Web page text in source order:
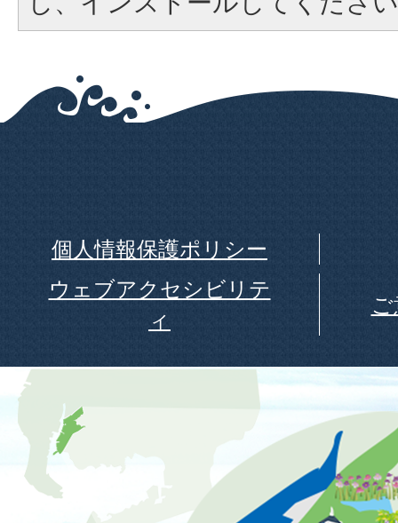
個人情報保護ポリシー
ウェブアクセシビリテ
ィ